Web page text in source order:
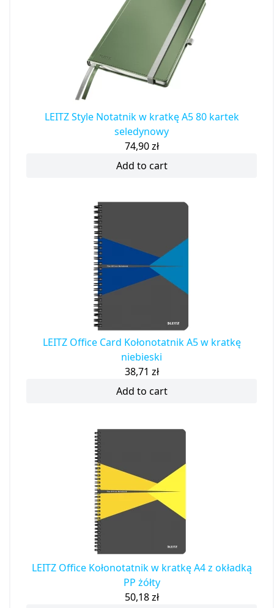
LEITZ Style Notatnik w kratkę A5 80 kartek
seledynowy
74,90zł
Add to cart
LEITZ Office Card Kołonotatnik A5 w kratkę
niebieski
38,71 zł
Add to cart
LEITZ Office Kołonotatnik w kratkę A4 z okładką
PP żółty
50,18zł